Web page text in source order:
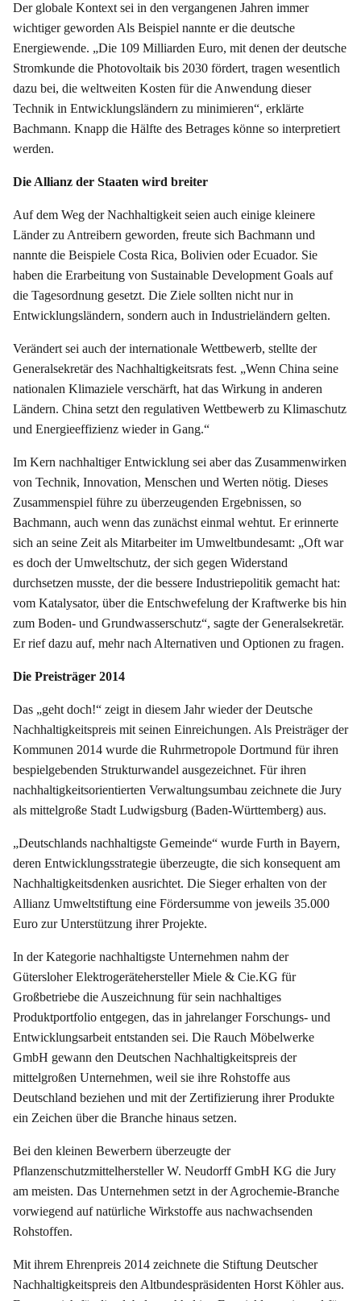
Der globale Kontext sei in den vergangenen Jahren immer
wichtiger geworden Als Beispiel nannte er die deutsche
Energiewende. „Die 109 Milliarden Euro, mit denen der deutsche
Stromkunde die Photovoltaik bis 2030 fördert, tragen wesentlich
dazu bei, die weltweiten Kosten für die Anwendung dieser
Technik in Entwicklungsländern zu minimieren“, erklärte
Bachmann. Knapp die Hälfte des Betrages könne so interpretiert
werden.
Die Allianz der Staaten wird breiter
Auf dem Weg der Nachhaltigkeit seien auch einige kleinere
Länder zu Antreibern geworden, freute sich Bachmann und
nannte die Beispiele Costa Rica, Bolivien oder Ecuador. Sie
haben die Erarbeitung von Sustainable Development Goals auf
die Tagesordnung gesetzt. Die Ziele sollten nicht nur in
Entwicklungsländern, sondern auch in Industrieländern gelten.
Verändert sei auch der internationale Wettbewerb, stellte der
Generalsekretär des Nachhaltigkeitsrats fest. „Wenn China seine
nationalen Klimaziele verschärft, hat das Wirkung in anderen
Ländern. China setzt den regulativen Wettbewerb zu Klimaschutz
und Energieeffizienz wieder in Gang.“
Im Kern nachhaltiger Entwicklung sei aber das Zusammenwirken
von Technik, Innovation, Menschen und Werten nötig. Dieses
Zusammenspiel führe zu überzeugenden Ergebnissen, so
Bachmann, auch wenn das zunächst einmal wehtut. Er erinnerte
sich an seine Zeit als Mitarbeiter im Umweltbundesamt: „Oft war
es doch der Umweltschutz, der sich gegen Widerstand
durchsetzen musste, der die bessere Industriepolitik gemacht hat:
vom Katalysator, über die Entschwefelung der Kraftwerke bis hin
zum Boden- und Grundwasserschutz“, sagte der Generalsekretär.
Er rief dazu auf, mehr nach Alternativen und Optionen zu fragen.
Die Preisträger 2014
Das „geht doch!“ zeigt in diesem Jahr wieder der Deutsche
Nachhaltigkeitspreis mit seinen Einreichungen. Als Preisträger der
Kommunen 2014 wurde die Ruhrmetropole Dortmund für ihren
bespielgebenden Strukturwandel ausgezeichnet. Für ihren
nachhaltigkeitsorientierten Verwaltungsumbau zeichnete die Jury
als mittelgroße Stadt Ludwigsburg (Baden-Württemberg) aus.
„Deutschlands nachhaltigste Gemeinde“ wurde Furth in Bayern,
deren Entwicklungsstrategie überzeugte, die sich konsequent am
Nachhaltigkeitsdenken ausrichtet. Die Sieger erhalten von der
Allianz Umweltstiftung eine Fördersumme von jeweils 35.000
Euro zur Unterstützung ihrer Projekte.
In der Kategorie nachhaltigste Unternehmen nahm der
Gütersloher Elektrogerätehersteller Miele & Cie.KG für
Großbetriebe die Auszeichnung für sein nachhaltiges
Produktportfolio entgegen, das in jahrelanger Forschungs- und
Entwicklungsarbeit entstanden sei. Die Rauch Möbelwerke
GmbH gewann den Deutschen Nachhaltigkeitspreis der
mittelgroßen Unternehmen, weil sie ihre Rohstoffe aus
Deutschland beziehen und mit der Zertifizierung ihrer Produkte
ein Zeichen über die Branche hinaus setzen.
Bei den kleinen Bewerbern überzeugte der
Pflanzenschutzmittelhersteller W. Neudorff GmbH KG die Jury
am meisten. Das Unternehmen setzt in der Agrochemie-Branche
vorwiegend auf natürliche Wirkstoffe aus nachwachsenden
Rohstoffen.
Mit ihrem Ehrenpreis 2014 zeichnete die Stiftung Deutscher
Nachhaltigkeitspreis den Altbundespräsidenten Horst Köhler aus.